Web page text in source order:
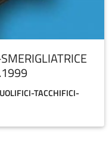
TACCHIFICI-